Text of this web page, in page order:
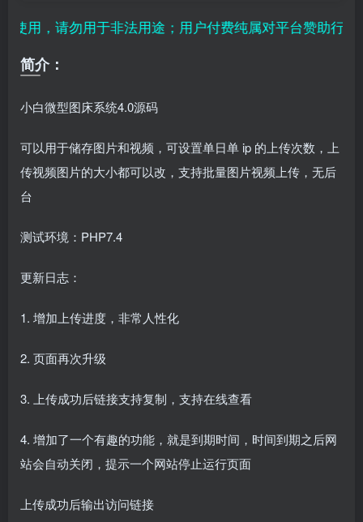
，请勿用于非法用途；用户付费纯属对平台赞助行为
简介：
小白微型图床系统4.0源码
可以用于储存图片和视频，可设置单日单 ip 的上传次数，上
传视频图片的大小都可以改，支持批量图片视频上传，无后
台
测试环境：PHP7.4
更新日志：
1. 增加上传进度，非常人性化
2. 页面再次升级
3. 上传成功后链接支持复制，支持在线查看
4. 增加了一个有趣的功能，就是到期时间，时间到期之后网
站会自动关闭，提示一个网站停止运行页面
上传成功后输出访问链接